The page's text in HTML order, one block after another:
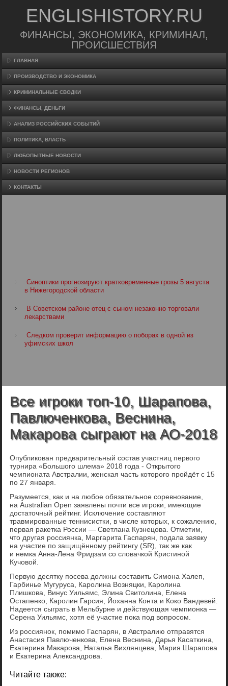
ENGLISHISTORY.RU
ФИНАНСЫ, ЭКОНОМИКА, КРИМИНАЛ,
ПРОИСШЕСТВИЯ
ГЛАВНАЯ
ПРОИЗВΟДСТВО И ЭКОНОМИКА
КРИМИНАЛЬНЫЕ СВОДКИ
ФИНАНСЫ, ДЕНЬГИ
АНАЛИЗ РОССИЙСКИХ СОБЫТИЙ
ПОЛИТИКА, ВЛАСТЬ
ЛЮБОПЫТНЫЕ НОВОСТИ
НОВОСТИ РЕГИОНОВ
КОНТАКТЫ
Синоптики прогнозируют кратковременные грозы 5 августа
в Нижегородской области
В Советском районе отец с сыном незаконно торговали
лекарствами
Следком проверит информацию о поборах в одной из
уфимских школ
Все игроки топ-10, Шарапова,
Павлюченкова, Веснина,
Макарова сыграют на АО-2018
Опубликован предварительный состав участниц первого
турнира «Большого шлема» 2018 года - Открытого
чемпионата Австралии, женская часть которого пройдёт с 15
по 27 января.
Разумеется, как и на любое обязательное соревнование,
на Australian Open заявлены почти все игроки, имеющие
достаточный рейтинг. Исключение составляют
травмированные теннисистки, в числе которых, к сожалению,
первая ракетка России — Светлана Кузнецова. Отметим,
что другая россиянка, Маргарита Гаспарян, подала заявку
на участие по защищённому рейтингу (SR), так же как
и немка Анна-Лена Фридзам со словачкой Кристиной
Кучовой.
Первую десятку посева должны составить Симона Халеп,
Гарбинье Мугуруса, Каролина Возняцки, Каролина
Плишкова, Винус Уильямс, Элина Свитолина, Елена
Остапенко, Каролин Гарсия, Йоханна Конта и Коко Вандевей.
Надеется сыграть в Мельбурне и действующая чемпионка —
Серена Уильямс, хотя её участие пока под вопросом.
Из россиянок, помимо Гаспарян, в Австралию отправятся
Анастасия Павлюченкова, Елена Веснина, Дарья Касаткина,
Екатерина Макарова, Наталья Вихлянцева, Мария Шарапова
и Екатерина Александрова.
Читайте также: